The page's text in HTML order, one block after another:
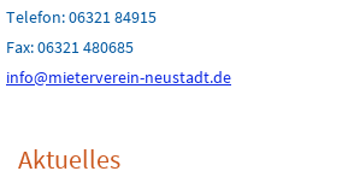
Telefon: 06321 84915
Fax: 06321 480685
info@mieterverein-neustadt.de
Aktuelles